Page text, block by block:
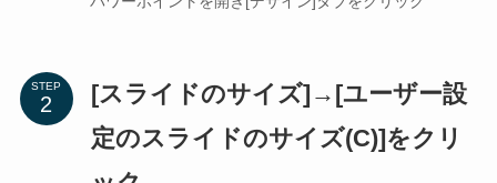
STEP
[スライドのサイズ]→[ユーザー設
定のスライドのサイズ(C)]をクリ